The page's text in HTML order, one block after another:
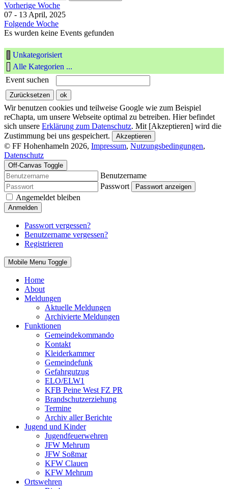
Vorherige Woche
07 - 13 April, 2025
Folgende Woche
Es wurden keine Events gefunden
Unkategorisiert
Alle Kategorien ...
Event suchen
Wir benutzen cookies und teilweise Google wie zum Beispiel
reChapta, um unsere Webseite optimal zu betreiben. Hier befindet
sich unsere Erklärung zum Datenschutz. Mit [Akzeptieren] wird die
Zustimmung bei uns gespeichert.
Akzeptieren
© FF Hohenhameln 2026, Impressum, Nutzungsbedingungen,
Datenschutz
Off-Canvas Toggle
Benutzername
Passwort
Passwort anzeigen
Angemeldet bleiben
Anmelden
Passwort vergessen?
Benutzername vergessen?
Registrieren
Mobile Menu Toggle
Home
About
Meldungen
Aktuelle Meldungen
Archivierte Meldungen
Funktionen
Gemeindekommando
Kontakt
Kleiderkammer
Gemeindefunk
Gefahrgutzug
ELO/ELW1
KFB Peine West FZ PR
Brandschutzerziehung
Termine
Archiv aller Berichte
Jugend und Kinder
Jugendfeuerwehren
JFW Mehrum
JFW Soßmar
KFW Clauen
KFW Mehrum
Ortswehren